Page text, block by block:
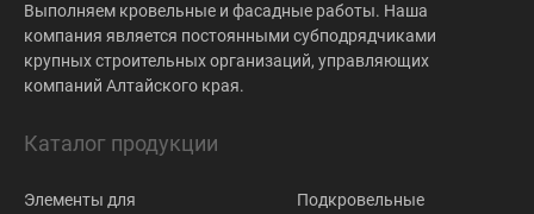
Выполняем кровельные и фасадные работы. Наша
компания является постоянными субподрядчиками
крупных строительных организаций, управляющих
компаний Алтайского края.
Каталог продукции
Элементы для
Подкровельные